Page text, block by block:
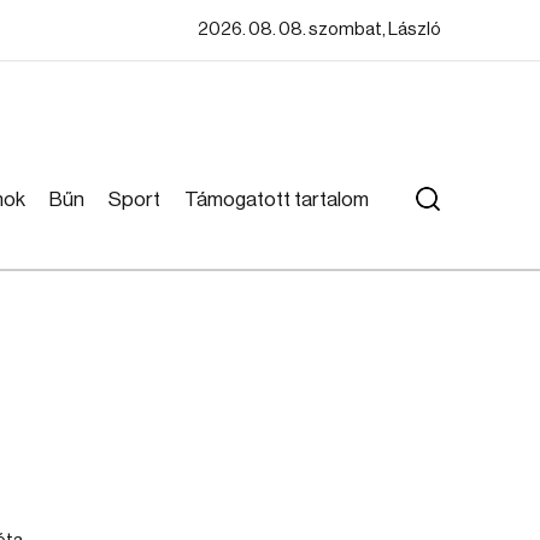
2026. 08. 08. szombat, László
Bűn Sport Támogatott tartalom